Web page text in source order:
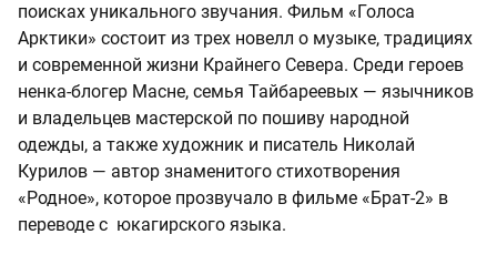
поисках уникального звучания. Фильм «Голоса
Арктики» состоит из трех новелл о музыке, традициях
и современной жизни Крайнего Севера. Среди героев
ненка-блогер Масне, семья Тайбареевых — язычников
и владельцев мастерской по пошиву народной
одежды, а также художник и писатель Николай
Курилов — автор знаменитого стихотворения
«Родное», которое прозвучало в фильме «Брат-2» в
переводе с юкагирского языка.